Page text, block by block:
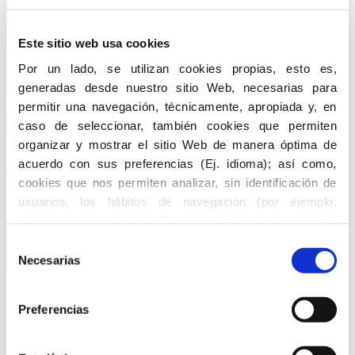
Este sitio web usa cookies
Por un lado, se utilizan cookies propias, esto es,
generadas desde nuestro sitio Web, necesarias para
permitir una navegación, técnicamente, apropiada y, en
caso de seleccionar, también cookies que permiten
organizar y mostrar el sitio Web de manera óptima de
acuerdo con sus preferencias (Ej. idioma); así como,
cookies que nos permiten analizar, sin identificación de
usuarios, los hábitos de navegación (por ejemplo,
pertenecientes a otros, pueden generarse cookies de
estos terceros, normalmente, con fines de marketing. A
continuación, puede permitir o no el uso del tipo de
cookies. Y, en todo caso, puede acceder a ‘Mostrar
Necesarias
Preferencias
privacy
Leer Más
porGovertis14 enero, 20170 comentarios
REGULACIÓN DIGITAL
We are a team of legal experts that uses only fully
screened attorneys
CATEGORÍAS